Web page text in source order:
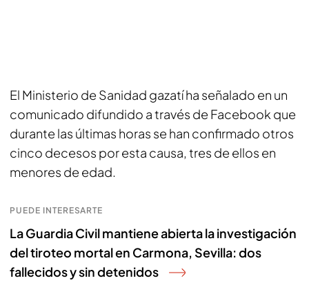
El Ministerio de Sanidad gazatí ha señalado en un
comunicado difundido a través de Facebook que
durante las últimas horas se han confirmado otros
cinco decesos por esta causa, tres de ellos en
menores de edad.
PUEDE INTERESARTE
La Guardia Civil mantiene abierta la investigación
del tiroteo mortal en Carmona, Sevilla: dos
fallecidos y sin detenidos